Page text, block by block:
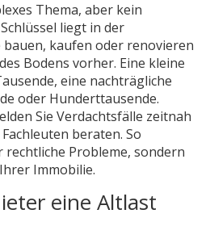
Thema, aber kein
liegt in der
bauen, kaufen oder renovieren
Bodens vorher. Eine kleine
eine nachträgliche
oder Hunderttausende.
Sie Verdachtsfälle zeitnah
beraten. So
rechtliche Probleme, sondern
Immobilie.
eine Altlast